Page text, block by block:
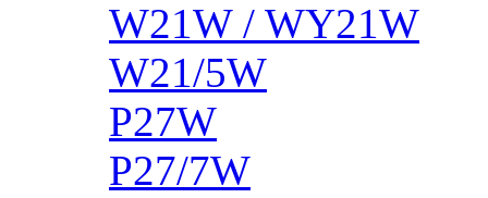
W21W / WY21W
W21/5W
P27W
P27/7W